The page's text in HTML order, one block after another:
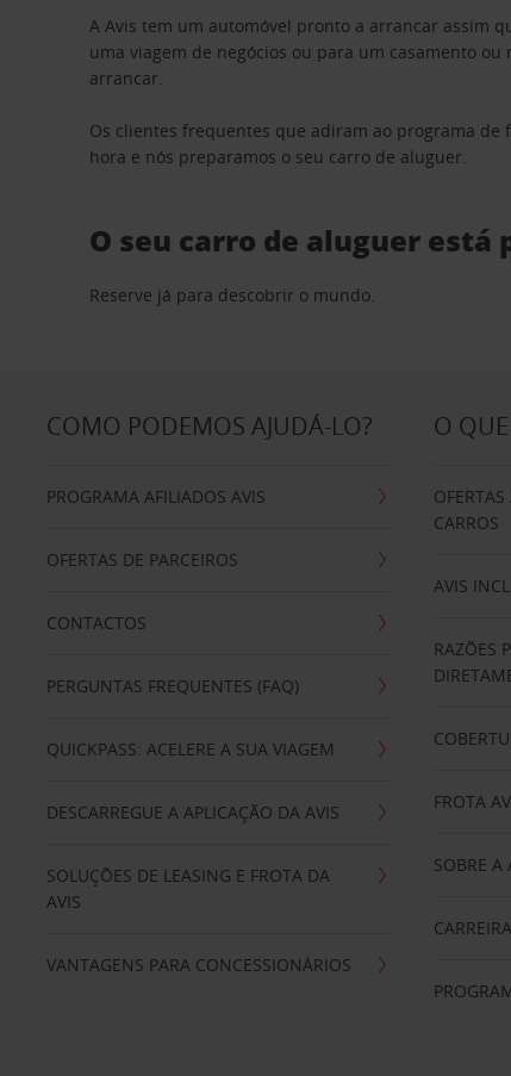
A Avis tem um automóvel pronto a arrancar assim
uma viagem de negócios ou para um casamento
arrancar.
Os clientes frequentes que adiram ao programa de
hora e nós preparamos o seu carro de aluguer.
O seu carro de aluguer
Reserve já para descobrir o mundo.
COMO PODEMOS AJUDÁ-LO?
PROGRAMA AFILIADOS AVIS
OFERTAS DE PARCEIROS
CONTACTOS
PERGUNTAS FREQUENTES (FAQ)
QUICKPASS: ACELERE A SUA VIAGEM
DESCARREGUE A APLICAÇÃO DA AVIS
SOLUÇÕES DE LEASING E FROTA DA
AVIS
VANTAGENS PARA CONCESSIONÁRIOS
O
CARROS
AVIS
RAZÕES
FROTA
SOBRE A